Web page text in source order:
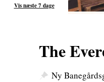
Vis næste 7 dage
The
Ny